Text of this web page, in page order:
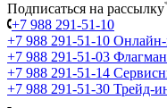
Подписаться на рассылку
+7 988 291-51-10
+7 988 291-51-10 Онлайн-
+7 988 291-51-03 Флагман
+7 988 291-51-14
+7 988 291-51-30 Трейд-